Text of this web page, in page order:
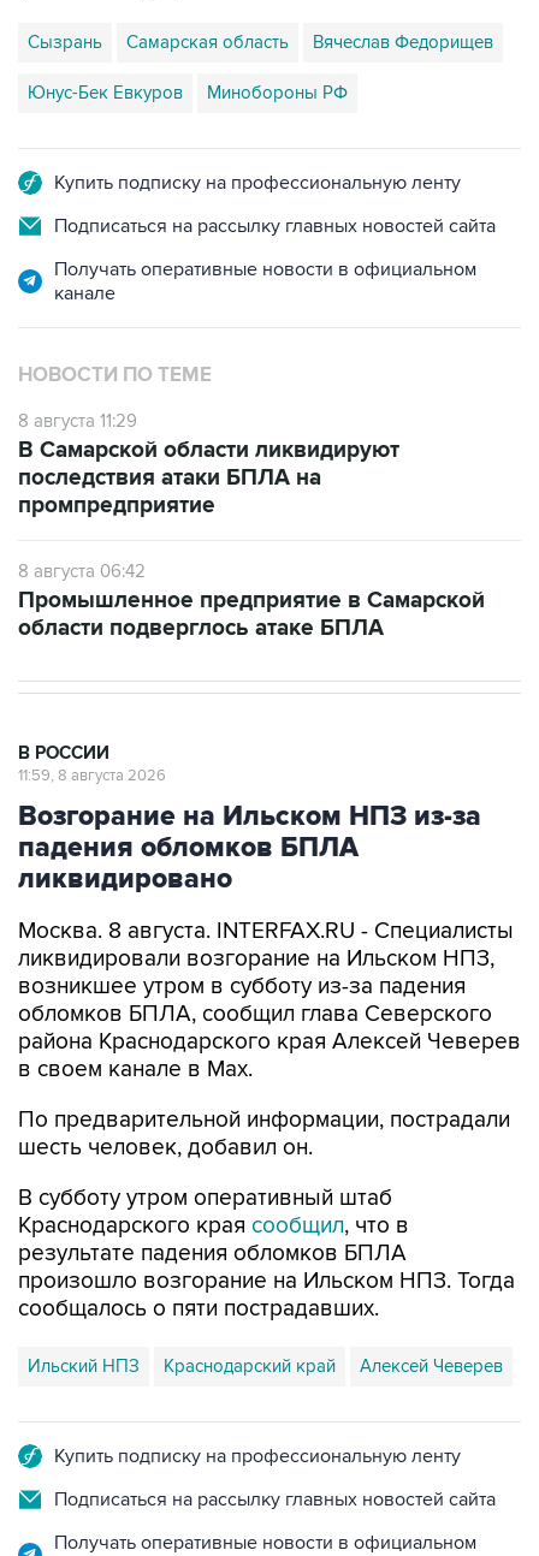
Сызрань Самарская область Вячеслав Федорищев
Юнус-Бек Евкуров Минобороны РФ
Купить подписку на профессиональную ленту
Подписаться на рассылку главных новостей сайта
Получать оперативные новости в официальном
канале
НОВОСТИ ПО ТЕМЕ
8 августа 11:29
В Самарской области ликвидируют
последствия атаки БПЛА на
промпредприятие
8 августа 06:42
Промышленное предприятие в Самарской
области подверглось атаке БПЛА
В РОССИИ
11:59, 8 августа 2026
Возгорание на Ильском НПЗ из-за
падения обломков БПЛА
ликвидировано
Москва. 8 августа. INTERFAX.RU - Специалисты
ликвидировали возгорание на Ильском НПЗ,
возникшее утром в субботу из-за падения
обломков БПЛА, сообщил глава Северского
района Краснодарского края Алексей Чеверев
в своем канале в Max.
По предварительной информации, пострадали
шесть человек, добавил он.
В субботу утром оперативный штаб
Краснодарского края сообщил, что в
результате падения обломков БПЛА
произошло возгорание на Ильском НПЗ. Тогда
сообщалось о пяти пострадавших.
Ильский НПЗ Краснодарский край Алексей Чеверев
Купить подписку на профессиональную ленту
Подписаться на рассылку главных новостей сайта
Получать оперативные новости в официальном